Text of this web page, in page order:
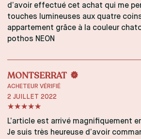
d’avoir effectué cet achat qui me
touches lumineuses aux quatre
appartement grâce à la couleur
pothos NEON
MONTSERRAT
ACHETEUR VÉRIFIÉ
2 JUILLET 2022
L’article est arrivé magnifiquement
Je suis très heureuse d’avoir